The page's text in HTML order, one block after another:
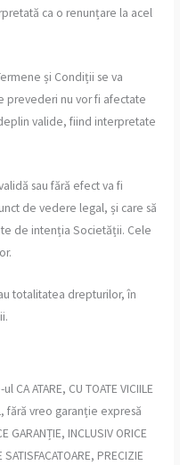
ca o renunțare la acel
și Condiții se va
prevederi nu vor fi afectate
valide, fiind interpretate
sau fără efect va fi
de vedere legal, și care să
de intenția Societății. Cele
totalitatea drepturilor, în
ATARE, CU TOATE VICIILE
fără vreo garanție expresă
GARANȚIE, INCLUSIV ORICE
PRECIZIE